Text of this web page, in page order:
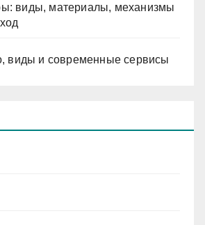
виды, материалы, механизмы
виды и современные сервисы